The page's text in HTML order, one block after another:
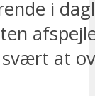
i
at